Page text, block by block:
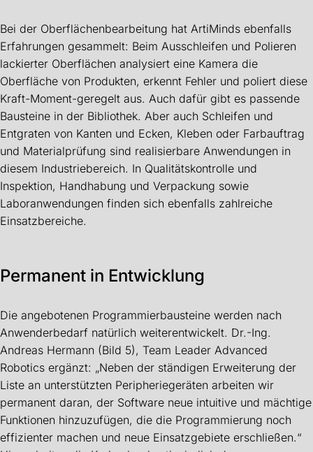
Bei der Oberflächenbearbeitung hat ArtiMinds ebenfalls
Erfahrungen gesammelt: Beim Ausschleifen und Polieren
lackierter Oberflächen analysiert eine Kamera die
Oberfläche von Produkten, erkennt Fehler und poliert diese
Kraft-Moment-geregelt aus. Auch dafür gibt es passende
Bausteine in der Bibliothek. Aber auch Schleifen und
Entgraten von Kanten und Ecken, Kleben oder Farbauftrag
und Materialprüfung sind realisierbare Anwendungen in
diesem Industriebereich. In Qualitätskontrolle und
Inspektion, Handhabung und Verpackung sowie
Laboranwendungen finden sich ebenfalls zahlreiche
Einsatzbereiche.
Permanent in Entwicklung
Die angebotenen Programmierbausteine werden nach
Anwenderbedarf natürlich weiterentwickelt. Dr.-Ing.
Andreas Hermann (Bild 5), Team Leader Advanced
Robotics ergänzt: „Neben der ständigen Erweiterung der
Liste an unterstützten Peripheriegeräten arbeiten wir
permanent daran, der Software neue intuitive und mächtige
Funktionen hinzuzufügen, die die Programmierung noch
effizienter machen und neue Einsatzgebiete erschließen.“